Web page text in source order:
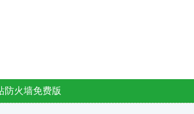
防火墙免费版